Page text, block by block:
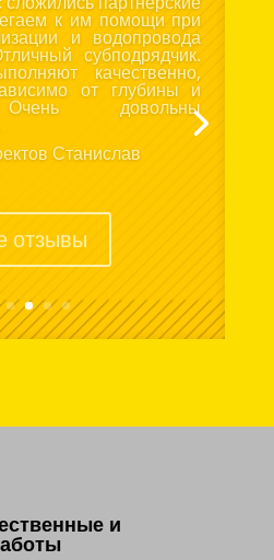
за отличную
прокладки
гнб. Не смотря на
ранней
«АкваОмск»
без единой
сотрудничеству с
организацией.
и знакомым.
отзывы
и